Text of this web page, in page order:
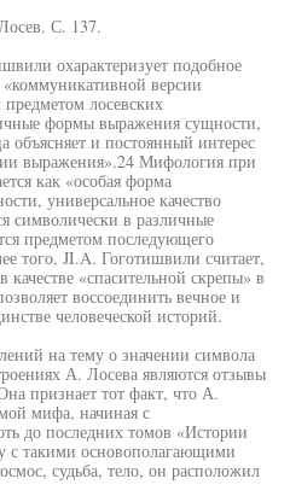
С. 137.
охарактеризует подобное
версии
лосевских
формы выражения сущности,
объясняет и постоянный интерес
выражения».24 Мифология при
как «особая форма
универсальное качество
символически в различные
предметом последующего
того, JI.A. Гоготишвили считает,
качестве «спасительной скрепы» в
воссоединить вечное и
человеческой историй.
на тему о значении символа
А. Лосева являются отзывы
признает тот факт, что А.
мифа, начиная с
до последних томов «Истории
с такими основополагающими
судьба, тело, он расположил